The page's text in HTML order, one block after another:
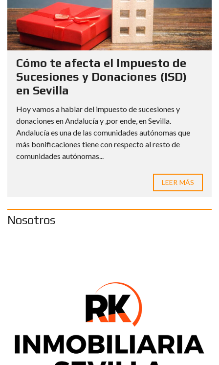
Cómo te afecta el Impuesto de
Sucesiones y Donaciones (ISD)
en Sevilla
Hoy vamos a hablar del impuesto de sucesiones y
donaciones en Andalucía y ,por ende, en Sevilla.
Andalucía es una de las comunidades autónomas que
más bonificaciones tiene con respecto al resto de
comunidades autónomas...
LEER MÁS
Nosotros